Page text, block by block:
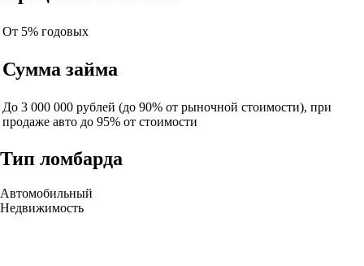
От 5% годовых
Сумма займа
До 3 000 000 рублей (до 90% от рыночной стоимости), при
продаже авто до 95% от стоимости
Тип ломбарда
Автомобильный
Недвижимость